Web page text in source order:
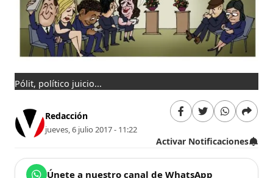
Pólit, político juicio...
Redacción
jueves, 6 julio 2017 - 11:22
Activar Notificaciones
Únete a nuestro canal de WhatsApp